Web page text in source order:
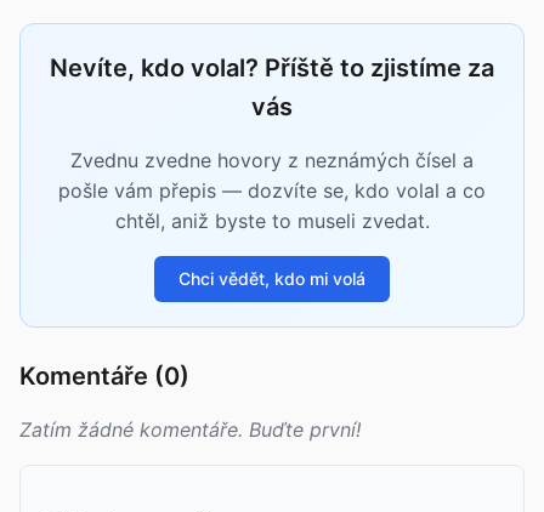
Nevíte, kdo volal? Příště to zjistíme za
vás
Zvednu zvedne hovory z neznámých čísel a
pošle vám přepis — dozvíte se, kdo volal a co
chtěl, aniž byste to museli zvedat.
Chci vědět, kdo mi volá
Komentáře (0)
Zatím žádné komentáře. Buďte první!